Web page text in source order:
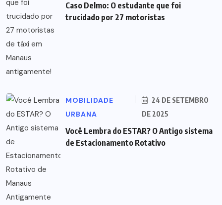
Caso Delmo: O estudante que foi
trucidado por 27 motoristas
MOBILIDADE
URBANA
24 DE SETEMBRO
DE 2025
Você Lembra do ESTAR? O Antigo sistema
de Estacionamento Rotativo